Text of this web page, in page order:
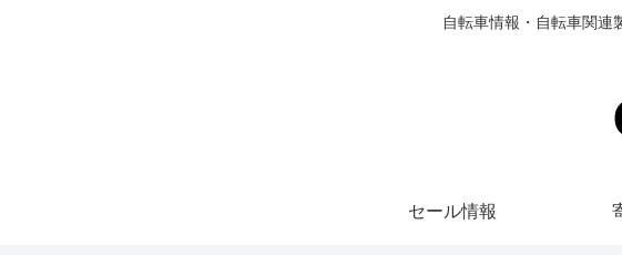
自転車情報・自転車関連
セール情報